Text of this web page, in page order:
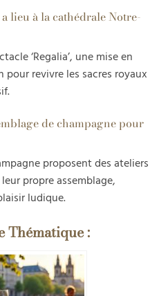
lieu à la cathédrale Notre-
‘Regalia’, une mise en
revivre les sacres royaux
de champagne pour
proposent des ateliers
propre assemblage,
ludique.
Thématique :